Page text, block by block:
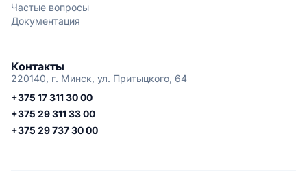
Частые вопросы
Документация
Контакты
220140, г. Минск, ул. Притыцкого, 64
+375 17 311 30 00
+375 29 311 33 00
+375 29 737 30 00